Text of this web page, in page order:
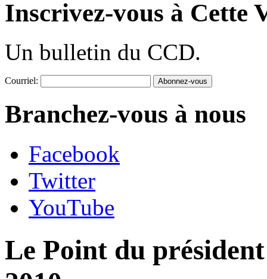
Inscrivez-vous à Cette
Un bulletin du CCD.
Courriel:
Branchez-vous à nous
Facebook
Twitter
YouTube
Le Point du